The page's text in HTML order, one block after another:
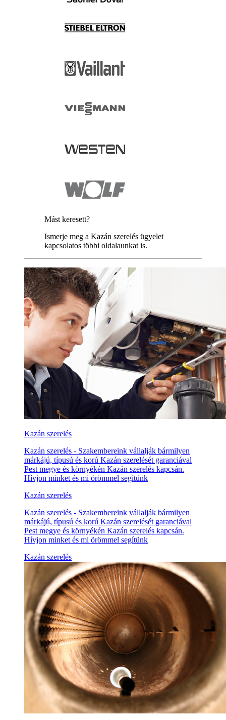
Mást keresett?
Ismerje meg a Kazán szerelés ügyelet
kapcsolatos többi oldalaunkat is.
Kazán szerelés
Kazán szerelés - Szakembereink vállalják bármilyen
márkájú, típusú és korú Kazán szerelését garanciával
Pest megye és környékén Kazán szerelés kapcsán.
Hívjon minket és mi örömmel segítünk
Kazán szerelés
Kazán szerelés - Szakembereink vállalják bármilyen
márkájú, típusú és korú Kazán szerelését garanciával
Pest megye és környékén Kazán szerelés kapcsán.
Hívjon minket és mi örömmel segítünk
Kazán szerelés